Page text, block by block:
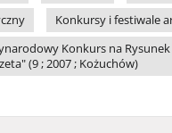
Konkursy i festiwale
Konkurs na Rysunek
(9 ; 2007 ; Kożuchów)